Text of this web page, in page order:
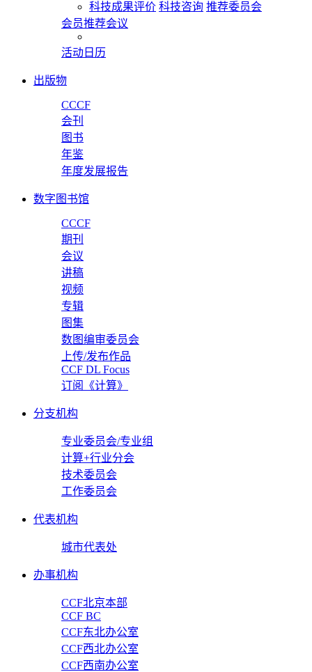
科技成果评价 科技咨询 推荐委员会
会员推荐会议
活动日历
出版物
CCCF
会刊
图书
年鉴
年度发展报告
数字图书馆
CCCF
期刊
会议
讲稿
视频
专辑
图集
数图编审委员会
上传/发布作品
CCF DL Focus
订阅《计算》
分支机构
专业委员会/专业组
计算+行业分会
技术委员会
工作委员会
代表机构
城市代表处
办事机构
CCF北京本部
CCF BC
CCF东北办公室
CCF西北办公室
CCF西南办公室